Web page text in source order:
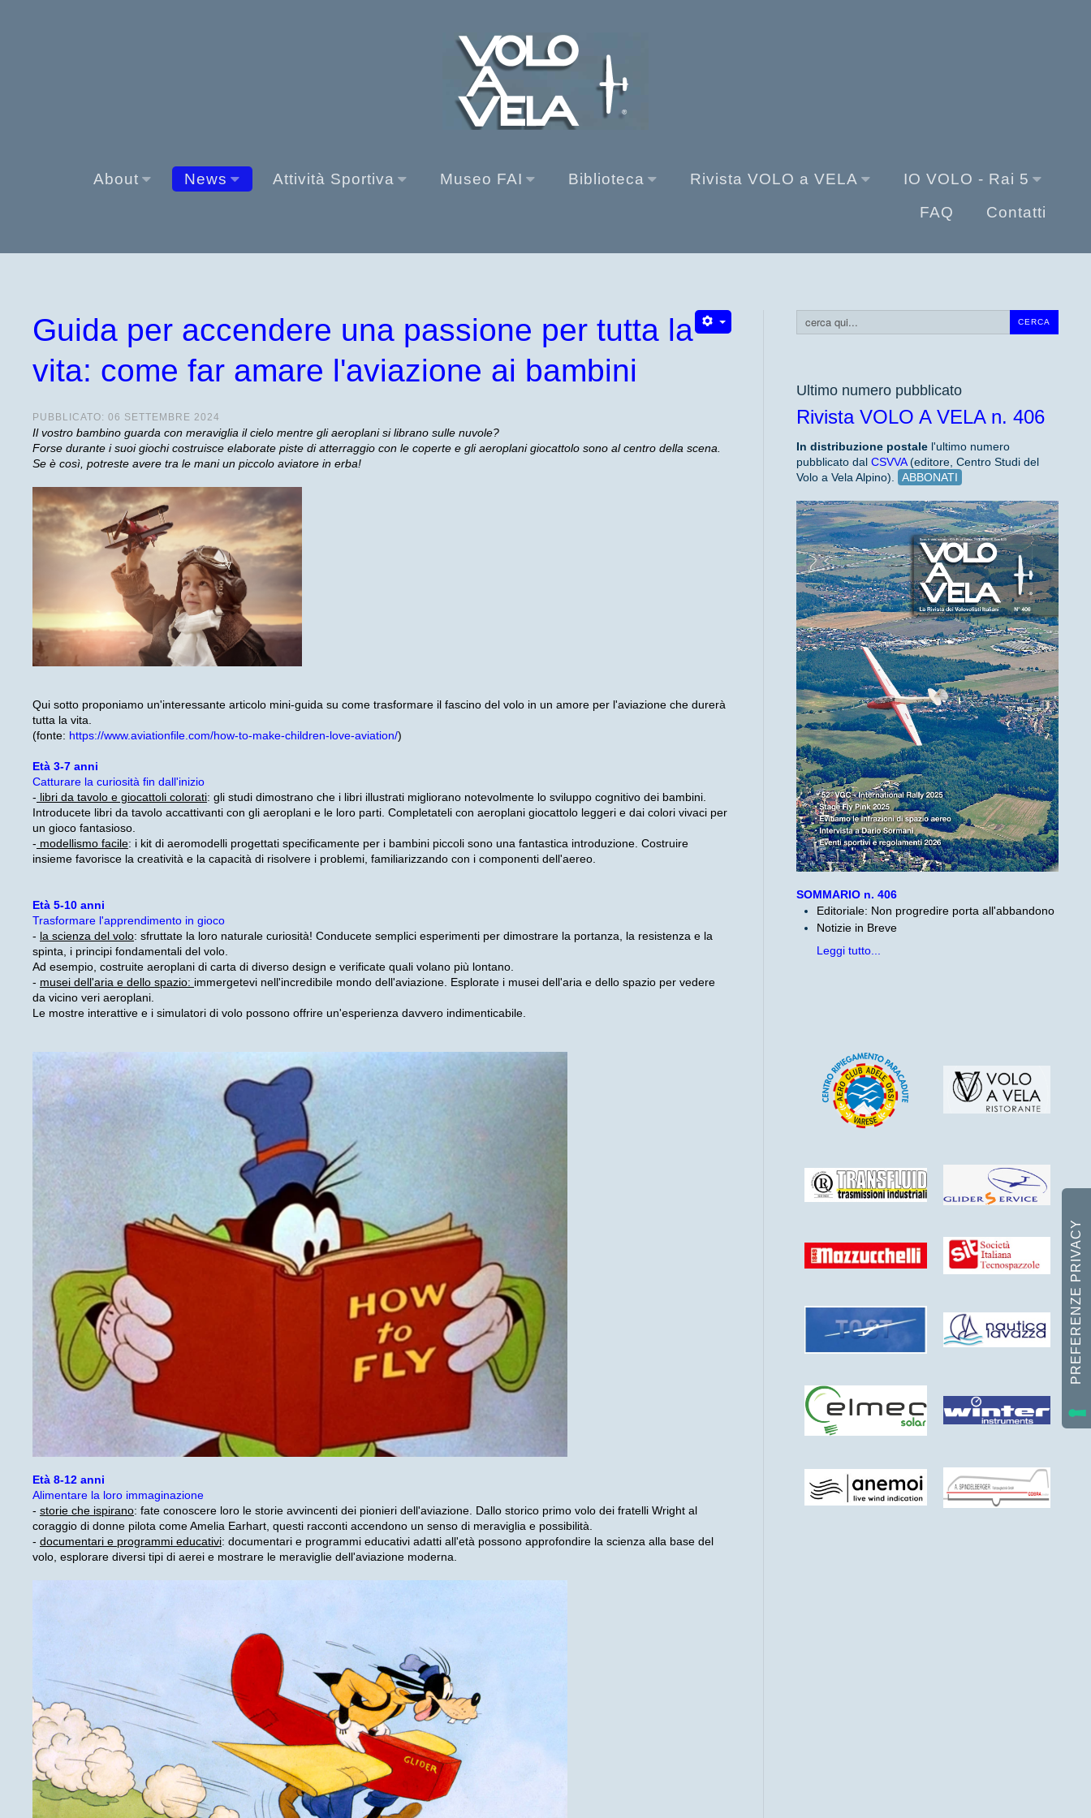
About News Attività Sportiva Museo FAI Biblioteca Rivista VOLO a VELA
IO VOLO - Rai 5
FAQ
Contatti
CERCA
Cerca...
Ultimo numero pubblicato
Rivista VOLO A VELA n. 406
In distribuzione postalel'ultimo numero
pubblicato dal CSVVA(editore, Centro Studi del
Volo a Vela Alpino).
ABBONATI
SOMMARIO n. 406
Editoriale: Non progredire porta all'abbandono
Notizie in Breve
Leggi tutto...
Guida per accendere una passione per tutta la
vita: come far amare l'aviazione ai bambini
PUBBLICATO: 06 SETTEMBRE 2024
Il vostro bambino guarda con meraviglia il cielo mentre gli aeroplani si librano sulle nuvole?
Forse durante i suoi giochi costruisce elaborate piste di atterraggio con le coperte e gli aeroplani giocattolo sono al centro della scena.
Se è così, potreste avere tra le mani un piccolo aviatore in erba!
Qui sotto proponiamo un'interessante articolo mini-guida su come trasformare il fascino del volo in un amore per l'aviazione che durerà
tutta la vita.
(fonte: https://www.aviationfile.com/how-to-make-children-love-aviation/)
Età 3-7 anni
Catturare la curiosità fin dall'inizio
- libri da tavolo e giocattoli colorati: gli studi dimostrano che i libri illustrati migliorano notevolmente lo sviluppo cognitivo dei bambini.
Introducete libri da tavolo accattivanti con gli aeroplani e le loro parti. Completateli con aeroplani giocattolo leggeri e dai colori vivaci per
un gioco fantasioso.
- modellismo facile: i kit di aeromodelli progettati specificamente per i bambini piccoli sono una fantastica introduzione. Costruire
insieme favorisce la creatività e la capacità di risolvere i problemi, familiarizzando con i componenti dell'aereo.
Età 5-10 anni
Trasformare l'apprendimento in gioco
- la scienza del volo: sfruttate la loro naturale curiosità! Conducete semplici esperimenti per dimostrare la portanza, la resistenza e la
spinta, i principi fondamentali del volo.
Ad esempio, costruite aeroplani di carta di diverso design e verificate quali volano più lontano.
- musei dell'aria e dello spazio: immergetevi nell'incredibile mondo dell'aviazione. Esplorate i musei dell'aria e dello spazio per vedere
da vicino veri aeroplani.
Le mostre interattive e i simulatori di volo possono offrire un'esperienza davvero indimenticabile.
Età 8-12 anni
Alimentare la loro immaginazione
- storie che ispirano: fate conoscere loro le storie avvincenti dei pionieri dell'aviazione. Dallo storico primo volo dei fratelli Wright al
coraggio di donne pilota come Amelia Earhart, questi racconti accendono un senso di meraviglia e possibilità.
- documentari e programmi educativi: documentari e programmi educativi adatti all'età possono approfondire la scienza alla base del
volo, esplorare diversi tipi di aerei e mostrare le meraviglie dell'aviazione moderna.